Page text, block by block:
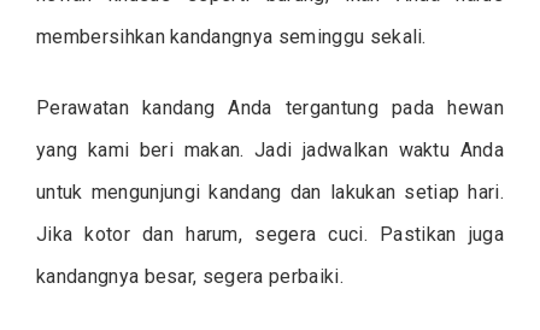
membersihkan kandangnya seminggu sekali.
Perawatan kandang Anda tergantung pada hewan
yang kami beri makan. Jadi jadwalkan waktu Anda
untuk mengunjungi kandang dan lakukan setiap hari.
Jika kotor dan harum, segera cuci. Pastikan juga
kandangnya besar, segera perbaiki.